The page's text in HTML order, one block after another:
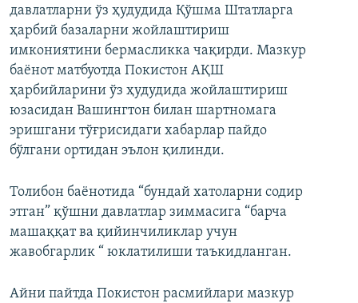
давлатларни ўз ҳудудида Қўшма Штатларга
ҳарбий базаларни жойлаштириш
имкониятини бермасликка чақирди. Мазкур
баёнот матбуотда Покистон АҚШ
ҳарбийларини ўз ҳудудида жойлаштириш
юзасидан Вашингтон билан шартномага
эришгани тўғрисидаги хабарлар пайдо
бўлгани ортидан эълон қилинди.
Толибон баёнотида “бундай хатоларни содир
этган” қўшни давлатлар зиммасига “барча
машаққат ва қийинчиликлар учун
жавобгарлик “ юклатилиши таъкидланган.
Айни пайтда Покистон расмийлари мазкур